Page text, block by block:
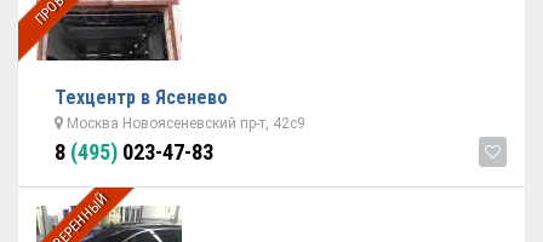
Техцентр в Ясенево
Москва Новоясеневский пр-т, 42с9
8 (495) 023-47-83